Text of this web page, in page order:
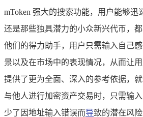
mToken 强大的搜索功能，用户能够
还是那些独具潜力的小众新兴代币，
他们的得力助手，用户只需输入自己
景以及在市场中的表现情况，从而让
提供了更为全面、深入的参考依据，
与他人进行加密资产交易时，只需输
少了因地址输入错误而导致的潜在风